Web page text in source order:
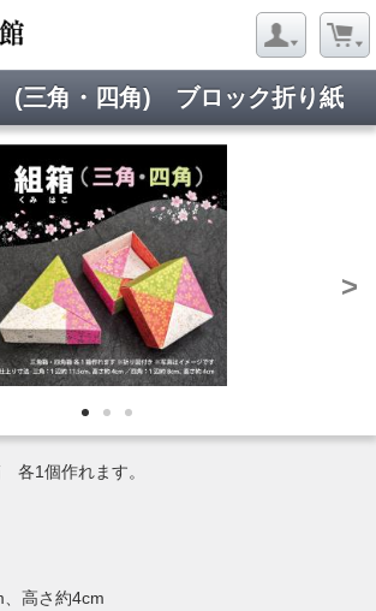
角・四角) ブロック折り紙
>
各1個作れます。
高さ約4cm